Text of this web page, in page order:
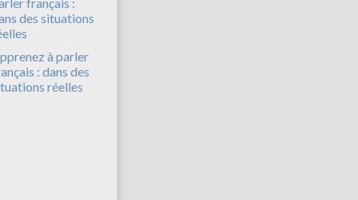
à parler
: dans des
réelles